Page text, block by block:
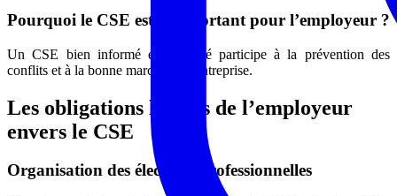
Pourquoi le CSE est-il important pour l’employeur ?
Un CSE bien informé et consulté participe à la prévention des
conflits et à la bonne marche de l’entreprise.
Les obligations légales de l’employeur
envers le CSE
Organisation des élections professionnelles